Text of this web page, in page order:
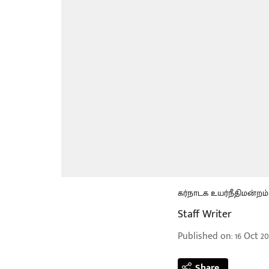
கர்நாடக உயர்நீதிமன்றம்
Staff Writer
Published on:16 Oct